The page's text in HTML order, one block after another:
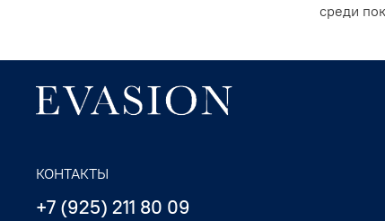
среди
КОНТАКТЫ
+7 (925) 211 80 09